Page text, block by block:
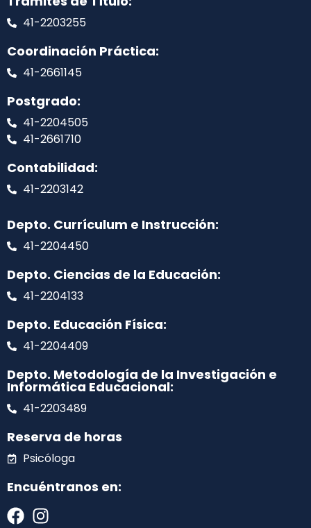
41-2203255
Coordinación Práctica:
41-2661145
Postgrado:
41-2204505
41-2661710
Contabilidad:
41-2203142
Depto. Currículum e Instrucción:
41-2204450
Depto. Ciencias de la Educación:
41-2204133
Depto. Educación Física:
41-2204409
Depto. Metodología de la Investigación e
Informática Educacional:
41-2203489
Reserva de horas
Psicóloga
Encuéntranos en: